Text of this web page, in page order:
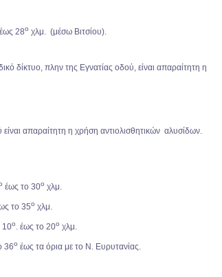
έως 28ο χλμ. (μέσω Βιτσίου).
δίκτυο, πλην της Εγνατίας οδού, είναι απαραίτητη η
απαραίτητη η χρήση αντιολισθητικών αλυσίδων.
έως το 30ο χλμ.
το 35ο χλμ.
10ο. έως το 20ο χλμ.
36ο έως τα όρια με το Ν. Ευρυτανίας.